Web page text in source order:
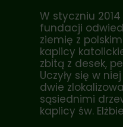
W styczniu
fundacji
ziemię z
kaplicy
zbitą z desek,
Uczyły się w
dwie
sąsiednimi
kaplicy św.